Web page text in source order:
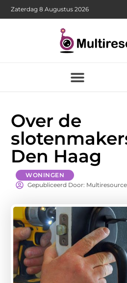
Zaterdag 8 Augustus 2026
Over de
Den Haag
WONINGEN
Gepubliceerd Door: Multiresource